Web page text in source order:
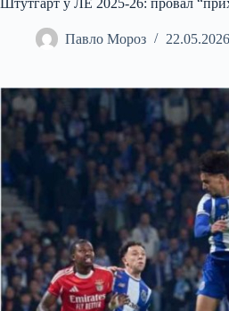
Штутгарт у ЛЕ 2025-26: провал
Павло Мороз 22.05.2026